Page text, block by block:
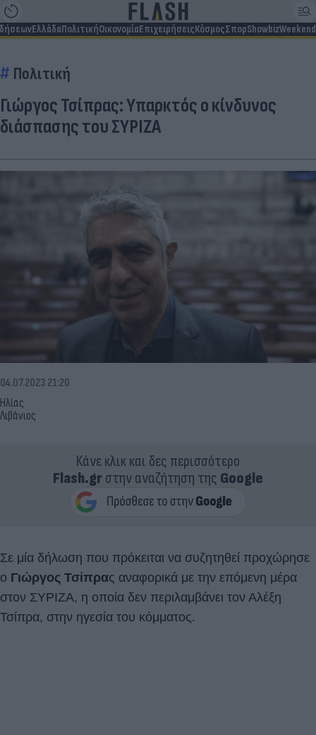
ΕλλάδαΠολιτικήΟικονομίαΕπιχειρήσειςΚόσμοςΣπορShowbizWeekend
Πολιτική
Γιώργος Τσίπρας: Yπαρκτός ο κίνδυνος
διάσπασης του ΣΥΡΙΖΑ
Ηλίας
Λιβάνιος
04.07.2023 21:20
Κάνε κλικ και δες περισσότερο
Flash.grστην αναζήτηση της Google
Σε μία δήλωση που πρόκειται να συζητηθεί προχώρησε
ο Γιώργος Τσίπρας αναφορικά με την επόμενη μέρα
στον ΣΥΡΙΖΑ, η οποία δεν περιλαμβάνει τον Αλέξη
Τσίπρα, στην ηγεσία του κόμματος.